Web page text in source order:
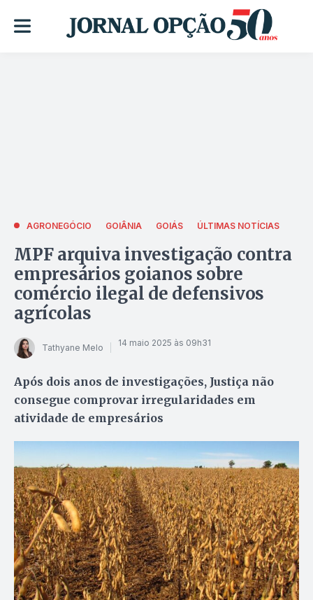
AGRONEGÓCIO GOIÂNIA GOIÁS ÚLTIMAS NOTÍCIAS
MPF arquiva investigação contra
empresários goianos sobre
comércio ilegal de defensivos
agrícolas
Tathyane Melo 14 maio 2025 às 09h31
Após dois anos de investigações, Justiça não
consegue comprovar irregularidades em
atividade de empresários